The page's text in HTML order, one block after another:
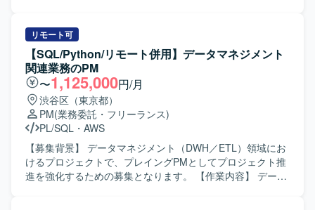
システムの開発に携わることで、グローバルなユーザーを
意識した機能改善やパフォーマンスチューニングの経験を
積むことができます。 バックエンドからフロントエンドま
で幅広い領域に関わりつつ、仕様策定や進捗管理など上流
寄りの業務にもチャレンジしていただけます。 【開発環
境】 PHP、Laravel、FuelPHP、JavaScript、TypeScript、
React.js、Vue.js、jQuery、MySQL、Redis、AWS、
Backlog、Slack を用いた環境です。
およびモダナイゼーションに必要な作業をチームで進めま
す。 【求める人物像】 積極的にコミュニケーションを取
り、課題の発見、分析、提案、解決に関心を持って取り組
める方を求めます。チーム開発の経験があり、生成AIを含
む新しい技術への挑戦を継続できる方を歓迎します。 【ポ
ジションの魅力】 国内有数の決済トラフィックを支えるプ
ラットフォームのモダナイゼーションに携わり、決済基盤
の刷新に関する経験を積むことができます。 【開発環境】
PHP、TypeScript、React、Next.js、Golangを使用します。
インフラはKubernetes、AWS、Amazon Aurora MySQLで
す。Mac、JetBrains IDE、VSCode、GitHub、Docker、
リモート可
【SQL/Python/リモート併用】データマネジメント
関連業務のPM
〜1,125,000円/月
渋谷区（東京都）
PM(業務委託・フリーランス)
PL/SQL ・ AWS
【募集背景】 データマネジメント（DWH／ETL）領域にお
けるプロジェクトで、プレイングPMとしてプロジェクト推
進を強化するための募集となります。 【作業内容】 データ